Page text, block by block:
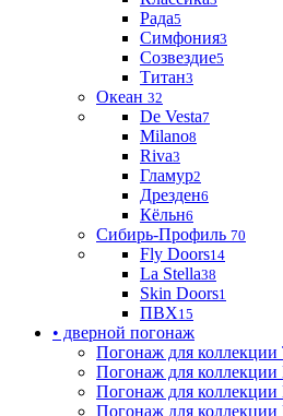
Рада5
Симфония3
Созвездие5
Титан3
Океан 32
De Vesta7
Milano8
Riva3
Гламур2
Дрезден6
Кёльн6
Сибирь-Профиль 70
Fly Doors14
La Stella38
Skin Doors1
ПВХ15
• дверной погонаж
Погонаж для коллекции
Погонаж для коллекции
Погонаж для
Погонаж для